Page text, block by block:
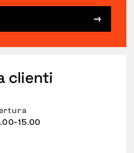
clienti
15.00